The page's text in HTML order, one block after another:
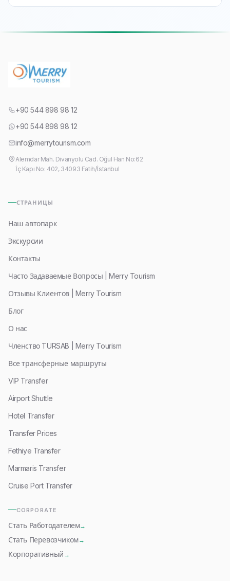
+90 544 898 98 12
+90 544 898 98 12
info@merrytourism.com
Alemdar Mah. Divanyolu Cad. Oğul Han No:62
İç Kapı No: 402, 34093 Fatih/İstanbul
СТРАНИЦЫ
Наш автопарк
Экскурсии
Контакты
Часто Задаваемые Вопросы | Merry Tourism
Отзывы Клиентов | Merry Tourism
Блог
О нас
Членство TURSAB | Merry Tourism
Все трансферные маршруты
VIP Transfer
Airport Shuttle
Hotel Transfer
Transfer Prices
Fethiye Transfer
Marmaris Transfer
Cruise Port Transfer
CORPORATE
Стать Работодателем→
Стать Перевозчиком→
Корпоративный →